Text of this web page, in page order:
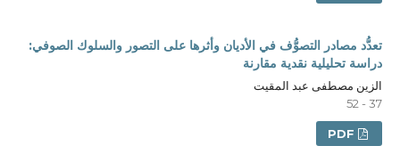
تعدُّد مصادر التصوُّف في الأديان وأثرها على التصور والسلوك الصوفي:
دراسة تحليلية نقدية مقارنة
الزين مصطفى عبد المقيت
37 - 52